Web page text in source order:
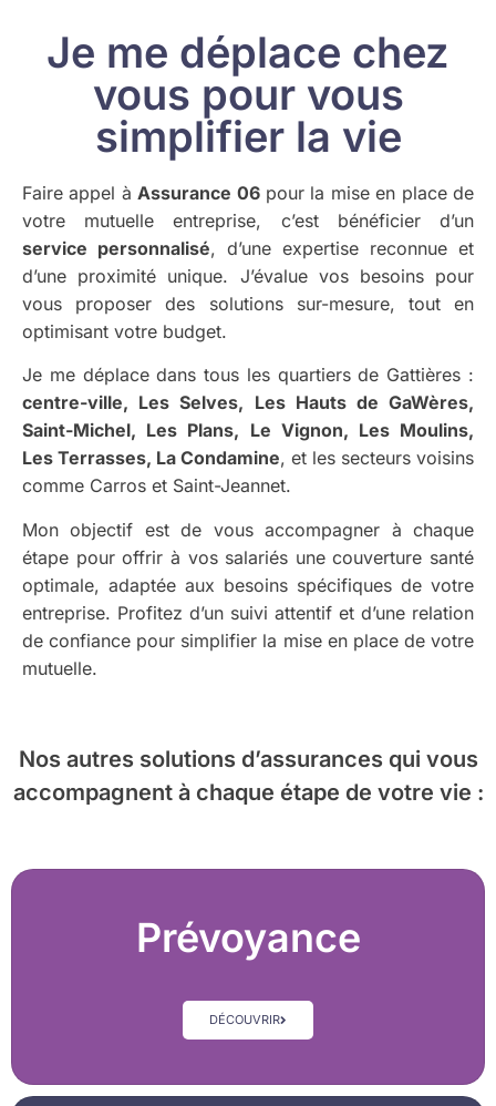
Je me déplace chez
vous pour vous
simplifier la vie
Faire appel à Assurance 06pour la mise en place de
votre mutuelle entreprise, c’est bénéficier d’un
service personnalisé, d’une expertise reconnue et
d’une proximité unique. J’évalue vos besoins pour
vous proposer des solutions sur-mesure, tout en
optimisant votre budget.
Je me déplace dans tous les quartiers de Gattières :
centre-ville, Les Selves, Les Hauts de GaWères,
Saint-Michel, Les Plans, Le Vignon, Les Moulins,
Les Terrasses, La Condamine, et les secteurs voisins
comme Carros et Saint-Jeannet.
Mon objectif est de vous accompagner à chaque
étape pour offrir à vos salariés une couverture santé
optimale, adaptée aux besoins spécifiques de votre
entreprise. Profitez d’un suivi attentif et d’une relation
de confiance pour simplifier la mise en place de votre
mutuelle.
Nos autres solutions d’assurances qui vous
accompagnent à chaque étape de votre vie :
Prévoyance
DÉCOUVRIR